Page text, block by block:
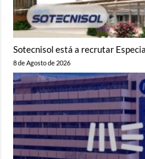
Sotecnisol está a recrutar
8 de Agosto de 2026